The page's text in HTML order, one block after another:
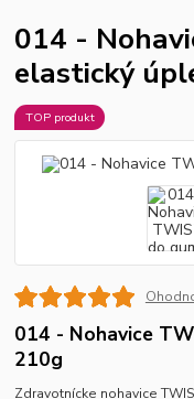
014 -
elastický
TOP produkt
014 - Nohavice
210g
Zdravotnícke nohavice